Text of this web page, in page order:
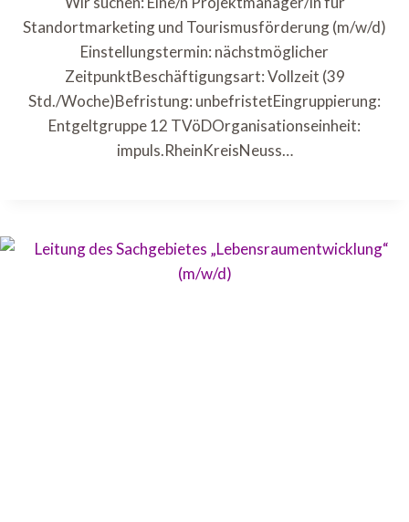
Standortmarketing und Tourismusförderung (m/w/d)
Einstellungstermin: nächstmöglicher
ZeitpunktBeschäftigungsart: Vollzeit (39
Std./Woche)Befristung: unbefristetEingruppierung:
Entgeltgruppe 12 TVöDOrganisationseinheit:
impuls.RheinKreisNeuss…